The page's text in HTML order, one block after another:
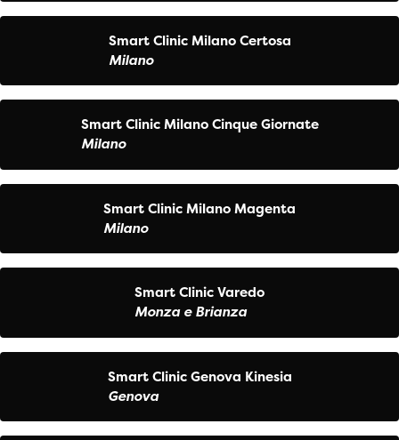
Smart Clinic Milano Certosa
Milano
Smart Clinic Milano Cinque Giornate
Milano
Smart Clinic Milano Magenta
Milano
Smart Clinic Varedo
Monza e Brianza
Smart Clinic Genova Kinesia
Genova